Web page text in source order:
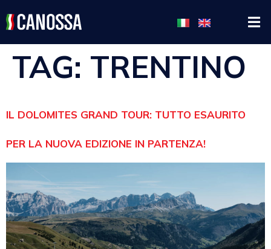
TAG: TRENTINO
IL DOLOMITES GRAND TOUR: TUTTO ESAURITO
PER LA NUOVA EDIZIONE IN PARTENZA!